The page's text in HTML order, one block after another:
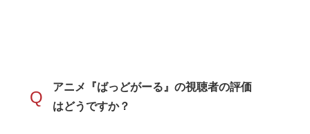
Q
アニメ『ばっどがーる』の視聴者の評価
はどうですか？